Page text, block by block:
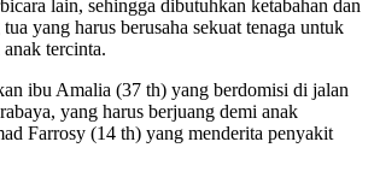
lain, sehingga dibutuhkan ketabahan dan
yang harus berusaha sekuat tenaga untuk
tercinta.
ibu Amalia (37 th) yang berdomisi di jalan
yang harus berjuang demi anak
Farrosy (14 th) yang menderita penyakit